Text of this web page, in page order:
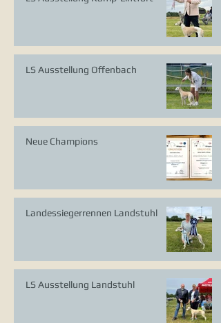
LS Ausstellung Offenbach
Neue Champions
Landessiegerrennen Landstuhl
LS Ausstellung Landstuhl